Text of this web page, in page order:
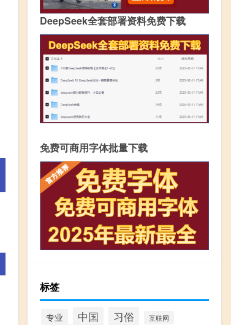
DeepSeek全套部署资料免费下载
免费可商用字体批量下载
标签
专业 中国 习俗 互联网